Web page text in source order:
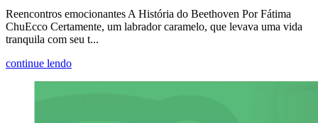
Reencontros emocionantes A História do Beethoven Por Fátima
ChuEcco Certamente, um labrador caramelo, que levava uma vida
tranquila com seu t...
continue lendo